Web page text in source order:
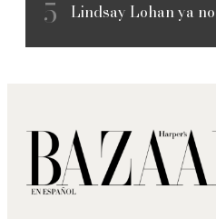
Lindsay Lohan ya